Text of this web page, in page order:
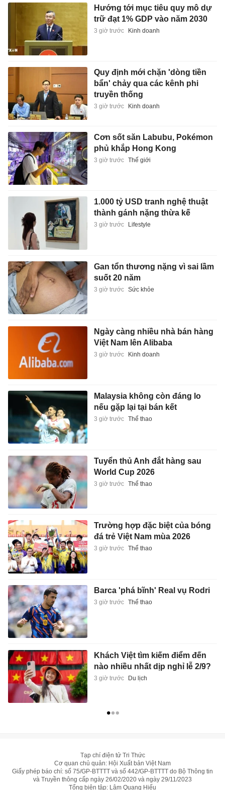
Hướng tới mục tiêu quy mô dự
trữ đạt 1% GDP vào năm 2030
3 giờ trước Kinh doanh
Quy định mới chặn 'dòng tiền
bẩn' chảy qua các kênh phi
truyền thống
3 giờ trước Kinh doanh
Cơn sốt săn Labubu, Pokémon
phủ khắp Hong Kong
3 giờ trước Thế giới
1.000 tỷ USD tranh nghệ thuật
thành gánh nặng thừa kế
3 giờ trước Lifestyle
Gan tổn thương nặng vì sai lầm
suốt 20 năm
3 giờ trước Sức khỏe
Ngày càng nhiều nhà bán hàng
Việt Nam lên Alibaba
3 giờ trước Kinh doanh
Malaysia không còn đáng lo
nếu gặp lại tại bán kết
3 giờ trước Thể thao
Tuyển thủ Anh đắt hàng sau
World Cup 2026
3 giờ trước Thể thao
Trường hợp đặc biệt của bóng
đá trẻ Việt Nam mùa 2026
3 giờ trước Thể thao
Barca 'phá bĩnh' Real vụ Rodri
3 giờ trước Thể thao
Khách Việt tìm kiếm điểm đến
nào nhiều nhất dịp nghỉ lễ 2/9?
3 giờ trước Du lịch
Tạp chí điện tử Tri Thức
Cơ quan chủ quản: Hội Xuất bản Việt Nam
Giấy phép báo chí: số 75/GP-BTTTT và số 442/GP-BTTTT do Bộ Thông tin
và Truyền thông cấp ngày 26/02/2020 và ngày 29/11/2023
Tổng biên tập: Lâm Quang Hiếu